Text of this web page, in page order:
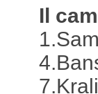
Il